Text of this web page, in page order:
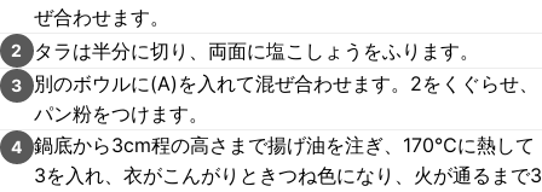
ぜ合わせます。
2 タラは半分に切り、両面に塩こしょうをふります。
3
別のボウルに(A)を入れて混ぜ合わせます。2をくぐらせ、
パン粉をつけます。
4 鍋底から3cm程の高さまで揚げ油を注ぎ、170℃に熱して
3を入れ、衣がこんがりときつね色になり、火が通るまで3